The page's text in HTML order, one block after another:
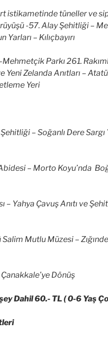
istikametinde tüneller ve
-57. Alay Şehitliği –
– Kılıçbayırı
Parkı 261.
Yeni Zelanda Anıtları –
Yeri
– Soğanlı Dere
– Morto Koyu’nda
– Yahya Çavuş Anıtı ve
Mutlu Müzesi –
Dönüş
Dahil 60.- TL ( 0-6 Yaş